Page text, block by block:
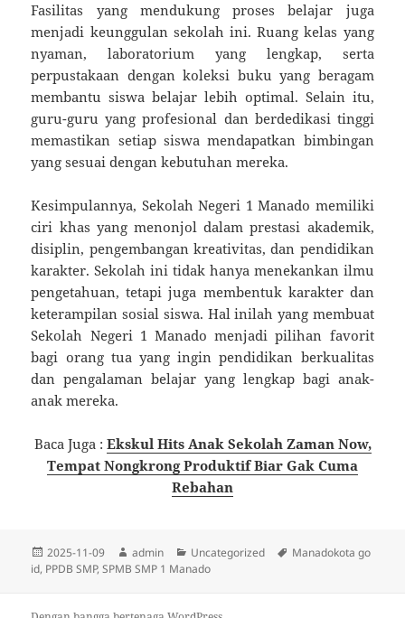
Fasilitas yang mendukung proses belajar juga
menjadi keunggulan sekolah ini. Ruang kelas yang
nyaman, laboratorium yang lengkap, serta
perpustakaan dengan koleksi buku yang beragam
membantu siswa belajar lebih optimal. Selain itu,
guru-guru yang profesional dan berdedikasi tinggi
memastikan setiap siswa mendapatkan bimbingan
yang sesuai dengan kebutuhan mereka.
Kesimpulannya, Sekolah Negeri 1 Manado memiliki
ciri khas yang menonjol dalam prestasi akademik,
disiplin, pengembangan kreativitas, dan pendidikan
karakter. Sekolah ini tidak hanya menekankan ilmu
pengetahuan, tetapi juga membentuk karakter dan
keterampilan sosial siswa. Hal inilah yang membuat
Sekolah Negeri 1 Manado menjadi pilihan favorit
bagi orang tua yang ingin pendidikan berkualitas
dan pengalaman belajar yang lengkap bagi anak-
anak mereka.
Baca Juga : Ekskul Hits Anak Sekolah Zaman Now,
Tempat Nongkrong Produktif Biar Gak Cuma
Rebahan
Diposkan
pada
2025-11-09 Penulis
admin Kategori
Uncategorized Tag
Manadokota go
id, PPDB SMP,SPMB SMP 1 Manado